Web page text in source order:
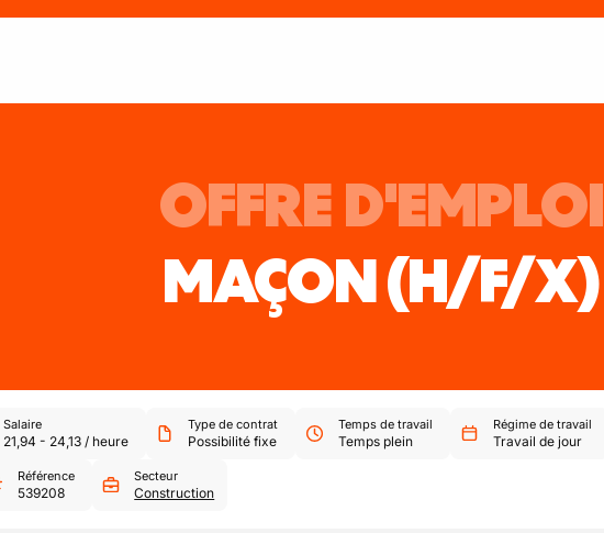
OFFRE D'EMPLOI
MAÇON(H/F/X)
Salaire
21,94 - 24,13/ heure
Type de contrat
Possibilité fixe
Temps de travail
Temps plein
Régime de travail
Travail de jour
Référence
539208
Secteur
Construction